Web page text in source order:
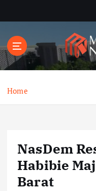
t
o
Home
NasDem
Habibie
Barat